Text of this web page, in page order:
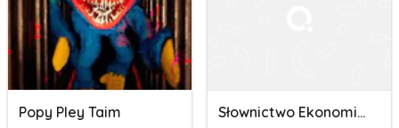
Popy Pley Taim Słownictwo Ekonomiczne